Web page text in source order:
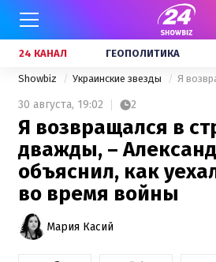
24 КАНАЛ ГЕОПОЛИТИКА
Showbiz Украинские звезды
30 августа, 19:02 2
Я возвращался в
дважды, –
объяснил, как
во время войны
Мария Касий